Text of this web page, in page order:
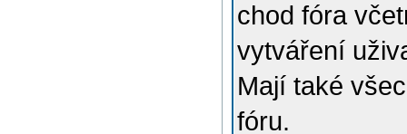
chod fóra
vytváření
Mají také
fóru.